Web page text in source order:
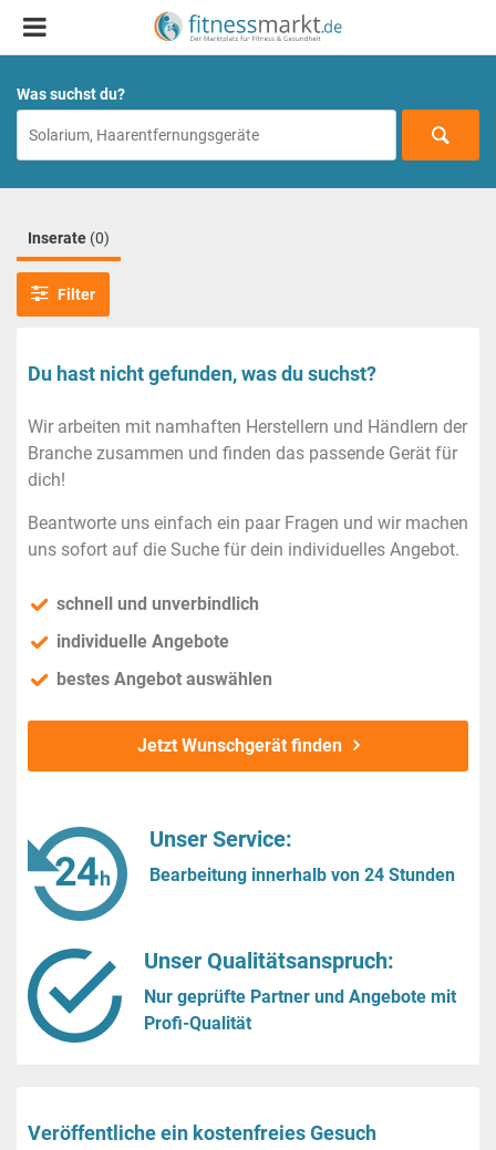
Was suchst du?
Inserate (0)
Filter
Du hast nicht gefunden, was du suchst?
Wir arbeiten mit namhaften Herstellern und Händlern der
Branche zusammen und finden das passende Gerät für
dich!
Beantworte uns einfach ein paar Fragen und wir machen
uns sofort auf die Suche für dein individuelles Angebot.
schnell und unverbindlich
individuelle Angebote
bestes Angebot auswählen
Jetzt Wunschgerät finden
Unser Service:
Bearbeitung innerhalb von 24 Stunden
Unser Qualitätsanspruch:
Nur geprüfte Partner und Angebote mit
Profi-Qualität
Veröffentliche ein kostenfreies Gesuch